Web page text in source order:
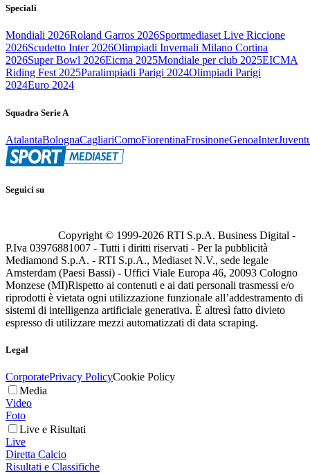
Speciali
Mondiali 2026Roland Garros 2026Sportmediaset Live Riccione
2026Scudetto Inter 2026Olimpiadi Invernali Milano Cortina
2026Super Bowl 2026Eicma 2025Mondiale per club 2025EICMA
Riding Fest 2025Paralimpiadi Parigi 2024Olimpiadi Parigi
2024Euro 2024
Squadra Serie A
AtalantaBolognaCagliariComoFiorentinaFrosinoneGenoaInter
Seguici su
Copyright © 1999-2026 RTI S.p.A. Business Digital -
P.Iva 03976881007 - Tutti i diritti riservati - Per la pubblicità
Mediamond S.p.A. - RTI S.p.A., Mediaset N.V., sede legale
Amsterdam (Paesi Bassi) - Uffici Viale Europa 46, 20093 Cologno
Monzese (MI)Rispetto ai contenuti e ai dati personali trasmessi e/o
riprodotti è vietata ogni utilizzazione funzionale all’addestramento di
sistemi di intelligenza artificiale generativa. È altresì fatto divieto
espresso di utilizzare mezzi automatizzati di data scraping.
Legal
CorporatePrivacy PolicyCookie Policy
Media
Video
Foto
Live e Risultati
Live
Diretta Calcio
Risultati e Classifiche